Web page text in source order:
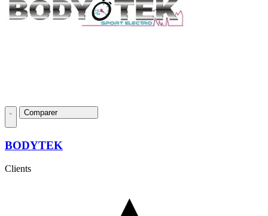
Comparer
BODYTEK
Clients